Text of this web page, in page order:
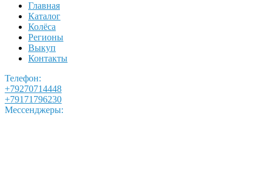
Главная
Каталог
Колёса
Регионы
Выкуп
Контакты
Телефон:
+79270714448
+79171796230
Мессенджеры: